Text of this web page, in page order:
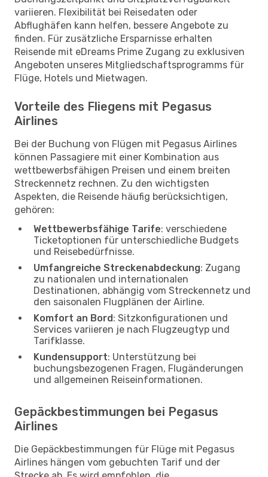
variieren. Flexibilität bei Reisedaten oder
Abflughäfen kann helfen, bessere Angebote zu
finden. Für zusätzliche Ersparnisse erhalten
Reisende mit eDreams Prime Zugang zu exklusiven
Angeboten unseres Mitgliedschaftsprogramms für
Flüge, Hotels und Mietwagen.
Vorteile des Fliegens mit Pegasus
Airlines
Bei der Buchung von Flügen mit Pegasus Airlines
können Passagiere mit einer Kombination aus
wettbewerbsfähigen Preisen und einem breiten
Streckennetz rechnen. Zu den wichtigsten
Aspekten, die Reisende häufig berücksichtigen,
gehören:
Wettbewerbsfähige Tarife: verschiedene
Ticketoptionen für unterschiedliche Budgets
und Reisebedürfnisse.
Umfangreiche Streckenabdeckung: Zugang
zu nationalen und internationalen
Destinationen, abhängig vom Streckennetz und
den saisonalen Flugplänen der Airline.
Komfort an Bord: Sitzkonfigurationen und
Services variieren je nach Flugzeugtyp und
Tarifklasse.
Kundensupport: Unterstützung bei
buchungsbezogenen Fragen, Flugänderungen
und allgemeinen Reiseinformationen.
Gepäckbestimmungen bei Pegasus
Airlines
Die Gepäckbestimmungen für Flüge mit Pegasus
Airlines hängen vom gebuchten Tarif und der